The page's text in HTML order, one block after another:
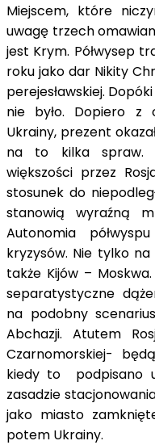
Miejscem, które
uwagę trzech
jest Krym. Półwysep
roku jako dar Nikity
perejesławskiej.
nie było. Dopiero z
Ukrainy, prezent
na to kilka spraw.
większości przez
stosunek do
stanowią wyraźną
Autonomia
kryzysów. Nie tylko
także Kijów –
separatystyczne
na podobny
Abchazji. Atutem
Czarnomorskiej-
kiedy to podpisano
zasadzie
jako miasto
potem Ukrainy.